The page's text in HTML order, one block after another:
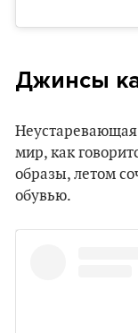
Джинсы
Неустаревающая
мир, как
образы, летом
обувью.